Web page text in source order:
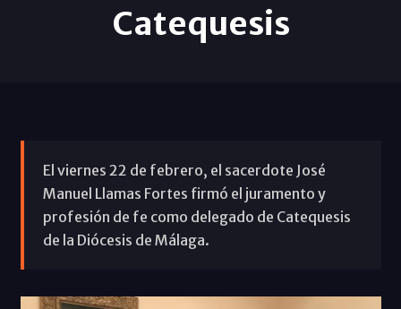
Catequesis
El viernes 22 de febrero, el sacerdote José
Manuel Llamas Fortes firmó el juramento y
profesión de fe como delegado de Catequesis
de la Diócesis de Málaga.